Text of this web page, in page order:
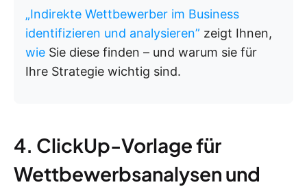
„Indirekte Wettbewerber im Business
identifizieren und analysieren” zeigt Ihnen,
wie Sie diese finden – und warum sie für
Ihre Strategie wichtig sind.
4. ClickUp-Vorlage für
Wettbewerbsanalysen und